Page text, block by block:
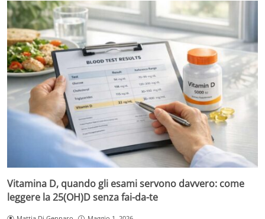
Vitamina D, quando gli esami servono davvero: come
leggere la 25(OH)D senza fai-da-te